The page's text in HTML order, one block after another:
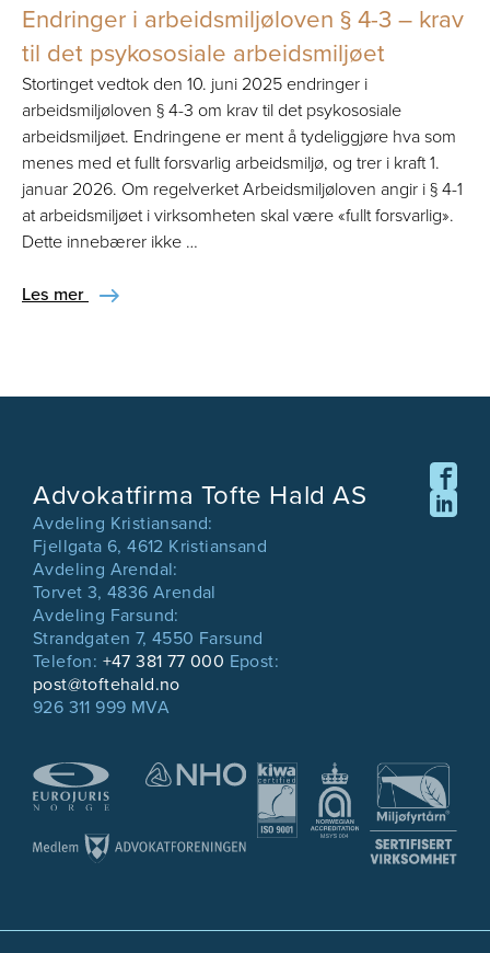
Endringer i arbeidsmiljøloven § 4-3 – krav
til det psykososiale arbeidsmiljøet
Stortinget vedtok den 10. juni 2025 endringer i
arbeidsmiljøloven § 4-3 om krav til det psykososiale
arbeidsmiljøet. Endringene er ment å tydeliggjøre hva som
menes med et fullt forsvarlig arbeidsmiljø, og trer i kraft 1.
januar 2026. Om regelverket Arbeidsmiljøloven angir i § 4-1
at arbeidsmiljøet i virksomheten skal være «fullt forsvarlig».
Dette innebærer ikke …
Les mer
Advokatfirma Tofte Hald AS
Avdeling Kristiansand:
Fjellgata 6, 4612 Kristiansand
Avdeling Arendal:
Torvet 3, 4836 Arendal
Avdeling Farsund:
Strandgaten 7, 4550 Farsund
Telefon: +47 381 77 000 Epost:
post@toftehald.no
926 311 999 MVA